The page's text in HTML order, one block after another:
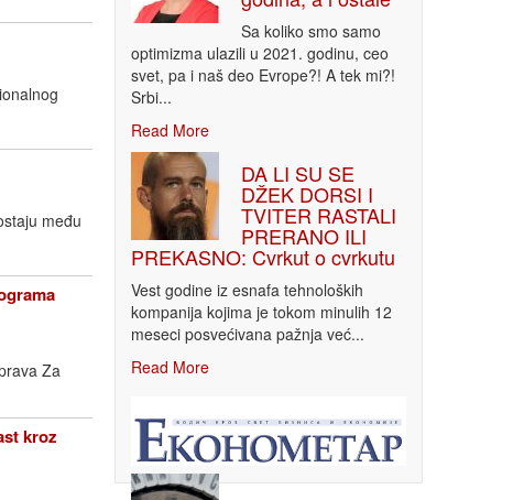
među
Za
kroz
Sa koliko smo samo
optimizma ulazili u 2021. godinu, ceo
svet, pa i naš deo Evrope?! A tek mi?!
Srbi...
Read More
DA LI SU SE
DŽEK DORSI I
TVITER RASTALI
PRERANO ILI
PREKASNO: Cvrkut o cvrkutu
Vest godine iz esnafa tehnoloških
kompanija kojima je tokom minulih 12
meseci posvećivana pažnja već...
Read More